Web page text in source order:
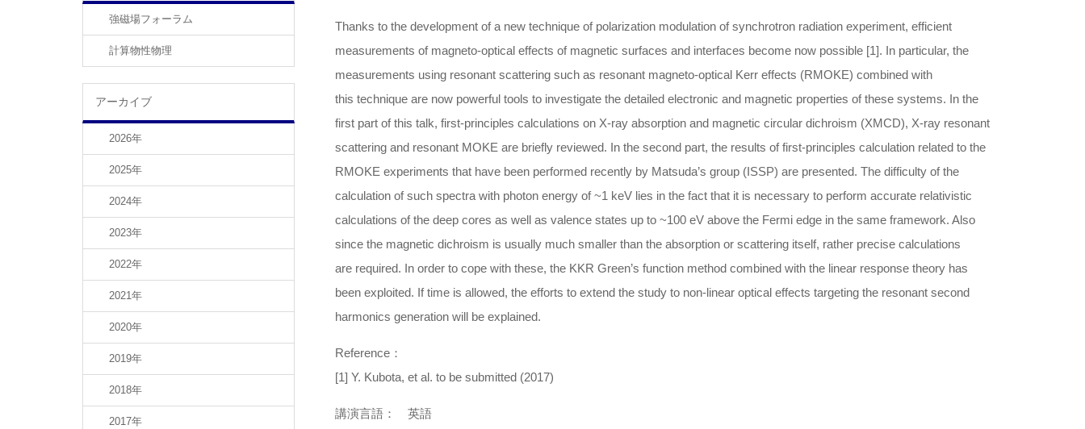
強磁場フォーラム
計算物性物理
アーカイブ
2026年
2025年
2024年
2023年
2022年
2021年
2020年
2019年
2018年
2017年
Thanks to the development of a new technique of polarization modulation of synchrotron radiation experiment, efficient
measurements of magneto-optical effects of magnetic surfaces and interfaces become now possible [1]. In particular, the
measurements using resonant scattering such as resonant magneto-optical Kerr effects (RMOKE) combined with
this technique are now powerful tools to investigate the detailed electronic and magnetic properties of these systems. In the
first part of this talk, first-principles calculations on X-ray absorption and magnetic circular dichroism (XMCD), X-ray resonant
scattering and resonant MOKE are briefly reviewed. In the second part, the results of first-principles calculation related to the
RMOKE experiments that have been performed recently by Matsuda’s group (ISSP) are presented. The difficulty of the
calculation of such spectra with photon energy of ~1 keV lies in the fact that it is necessary to perform accurate relativistic
calculations of the deep cores as well as valence states up to ~100 eV above the Fermi edge in the same framework. Also
since the magnetic dichroism is usually much smaller than the absorption or scattering itself, rather precise calculations
are required. In order to cope with these, the KKR Green’s function method combined with the linear response theory has
been exploited. If time is allowed, the efforts to extend the study to non-linear optical effects targeting the resonant second
harmonics generation will be explained.
Reference：
[1] Y. Kubota, et al. to be submitted (2017)
講演言語： 英語